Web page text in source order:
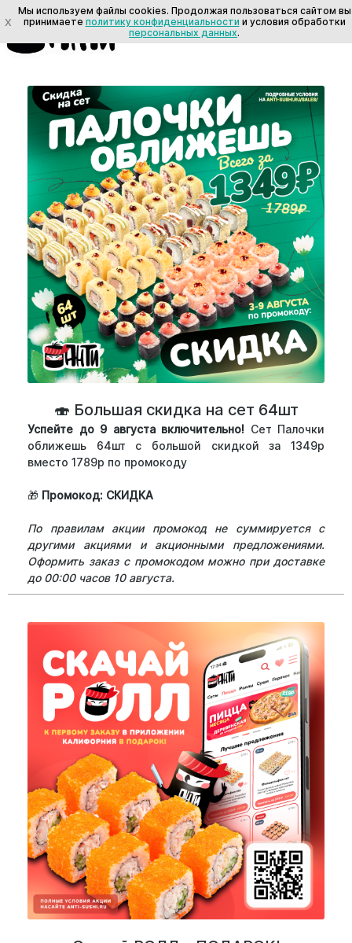
Акции и скидки на роллы, суши и пиццу
в Лебедяни
🍣 Большая скидка на сет 64шт
Успейте до 9 августа включительно! Сет Палочки
оближешь 64шт с большой скидкой за 1349р
вместо 1789р по промокоду
🎁 Промокод: СКИДКА
По правилам акции промокод не суммируется с
другими акциями и акционными предложениями.
Оформить заказ с промокодом можно при доставке
до 00:00 часов 10 августа.
X
Мы используем файлы cookies. Продолжая пользоваться сайтом вы
принимаете политику конфиденциальности и условия обработки
персональных данных.